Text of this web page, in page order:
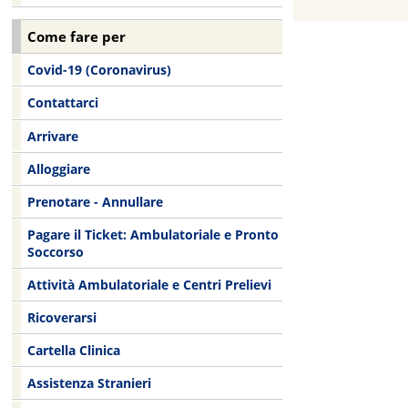
Come fare per
Covid-19 (Coronavirus)
Contattarci
Arrivare
Alloggiare
Prenotare - Annullare
Pagare il Ticket: Ambulatoriale e Pronto
Soccorso
Attività Ambulatoriale e Centri Prelievi
Ricoverarsi
Cartella Clinica
Assistenza Stranieri